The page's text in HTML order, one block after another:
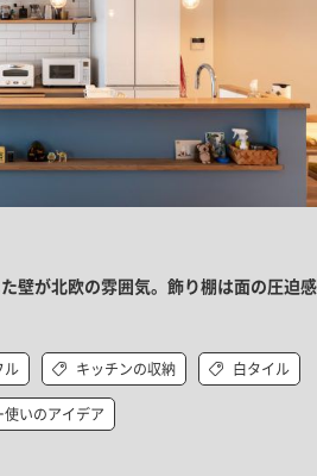
壁が北欧の雰囲気。飾り棚は面の圧迫感
ル キッチンの収納 白タイル
使いのアイデア